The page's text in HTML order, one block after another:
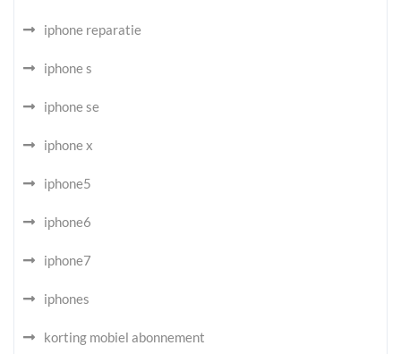
iphone reparatie
iphone s
iphone se
iphone x
iphone5
iphone6
iphone7
iphones
korting mobiel abonnement